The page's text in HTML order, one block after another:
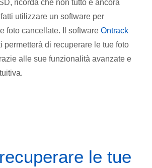
ricorda che non tutto è ancora
utilizzare un software per
foto cancellate. Il software Ontrack
permetterà di recuperare le tue foto
alle sue funzionalità avanzate e
le tue